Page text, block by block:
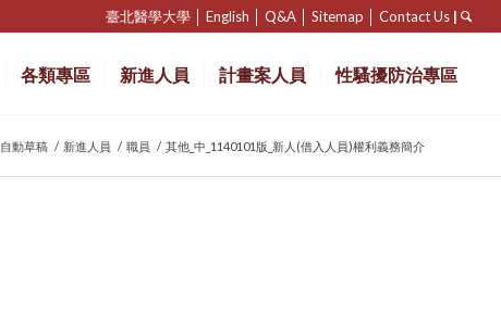
臺北醫學大學 │English │Q&A │Sitemap │Contact Us |
各類專區 新進人員 計畫案人員 性騷擾防治專區
自動草稿 / 新進人員 / 職員 / 其他_中_1140101版_新人(借入人員)權利義務簡介